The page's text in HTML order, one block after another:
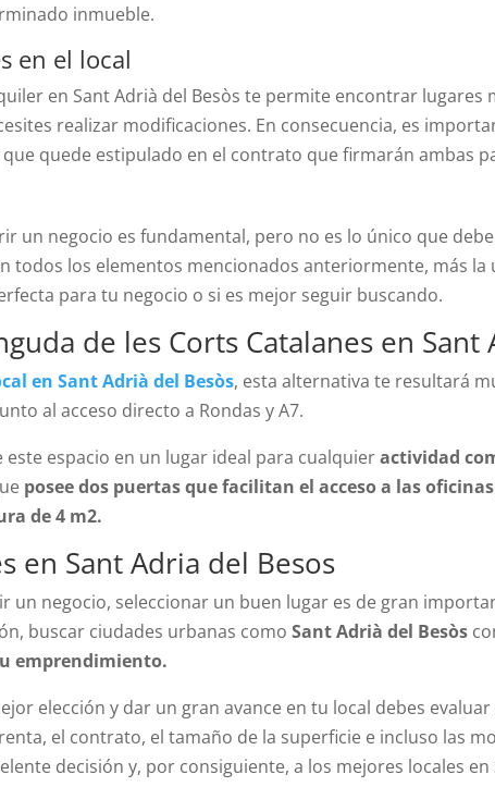
inmueble.
en el local
en Sant Adrià del Besòs te permite encontrar lugares
realizar modificaciones. En consecuencia, es
quede estipulado en el contrato que firmarán ambas
un negocio es fundamental, pero no es lo único que
todos los elementos mencionados anteriormente, más
para tu negocio o si es mejor seguir buscando.
de les Corts Catalanes en Sant
en Sant Adrià del Besòs, esta alternativa te resultará
al acceso directo a Rondas y A7.
espacio en un lugar ideal para cualquieractividad
posee dos puertas que facilitan el acceso a las
de 4 m2.
en Sant Adria del Besos
un negocio, seleccionar un buen lugar es de gran
buscar ciudades urbanas comoSant Adrià del Besòs
emprendimiento.
elección y dar un gran avance en tu local debes
el contrato, el tamaño de la superficie e incluso las
decisión y, por consiguiente, a los mejores locales en